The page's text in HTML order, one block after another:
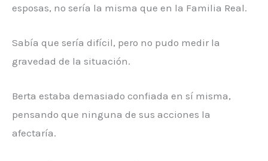
esposas, no sería la misma que en la Familia Real.
Sabía que sería difícil, pero no pudo medir la
gravedad de la situación.
Berta estaba demasiado confiada en sí misma,
pensando que ninguna de sus acciones la
afectaría.